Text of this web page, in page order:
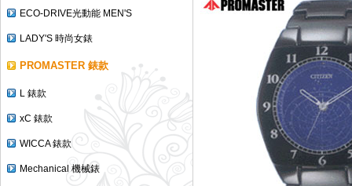
ECO-DRIVE光動能 MEN'S
LADY'S 時尚女錶
PROMASTER 錶款
L 錶款
xC 錶款
WICCA 錶款
Mechanical 機械錶